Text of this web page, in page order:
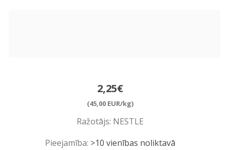
2,25€
(45,00 EUR/kg)
Ražotājs: NESTLE
Pieejamība: >10 vienības noliktavā